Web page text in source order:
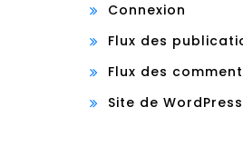
Connexion
Flux des
Flux des
Site de